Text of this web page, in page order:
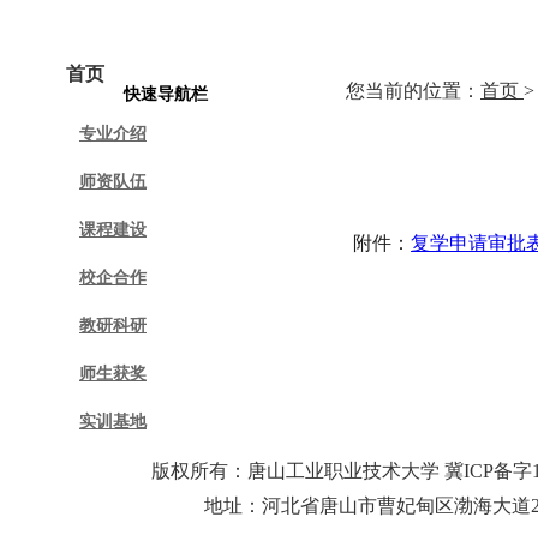
首页
快速导航栏
专业介绍
师资队伍
课程建设
校企合作
教研科研
师生获奖
实训基地
您当前的位置： 首页 >
附件：复学申请审批
版权所有：唐山工业职业技术大学 冀ICP备
地址：河北省唐山市曹妃甸区渤海大道